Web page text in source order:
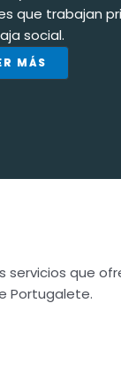
que trabajan
social.
MÁS
servicios que
Portugalete.